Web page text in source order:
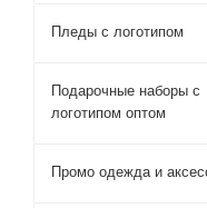
Пледы с логотипом
Подарочные наборы с
логотипом оптом
Промо одежда и